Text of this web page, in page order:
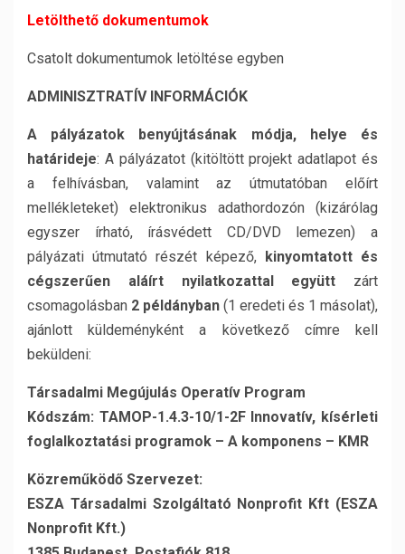
Letölthető dokumentumok
Csatolt dokumentumok letöltése egyben
ADMINISZTRATÍV INFORMÁCIÓK
A pályázatok benyújtásának módja, helye és
határideje: A pályázatot (kitöltött projekt adatlapot és
a felhívásban, valamint az útmutatóban előírt
mellékleteket) elektronikus adathordozón (kizárólag
egyszer írható, írásvédett CD/DVD lemezen) a
pályázati útmutató részét képező, kinyomtatott és
cégszerűen aláírt nyilatkozattal együtt zárt
csomagolásban 2 példányban (1 eredeti és 1 másolat),
ajánlott küldeményként a következő címre kell
beküldeni:
Társadalmi Megújulás Operatív Program
Kódszám: TAMOP-1.4.3-10/1-2F Innovatív, kísérleti
foglalkoztatási programok – A komponens – KMR
Közreműködő Szervezet:
ESZA Társadalmi Szolgáltató Nonprofit Kft (ESZA
Nonprofit Kft.)